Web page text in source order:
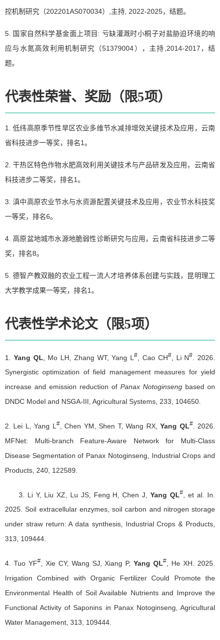
控机制研究（202201AS070034）,主持, 2022-2025，结题。
5. 国家自然科学基金面上项目: 亏缺灌溉时小桐子对盐胁迫环境的响
应与水氮高效利用机制研究（51379004），主持,2014-2017，结
题。
代表性荣誉、奖励（限5项）
1. 低纬高原季节性旱区农业多维节水减排增效关键技术及应用，云南
省科技进步一等奖，排名1。
2. 干热区特色作物水肥高效利用关键技术与产品研发及应用，云南省
科技进步二等奖，排名1。
3. 滇中高原农业节水与水资源配置关键技术及应用，农业节水科技奖
一等奖，排名6。
4. 高原盆地城市水源地脆弱性诊断研究与应用，云南省科技进步二等
奖，排名8。
5. 德智产教双融的农业工程一流人才培养体系创建与实践，昆明理工
大学教学成果一等奖，排名1。
代表性学术论文（限5项）
1. Yang QL , Mo LH, Zhang WT, Yang L# , Cao CH#, Li N#
. 2026.
Synergistic optimization of field management measures for yield
increase and emission reduction of Panax Notoginseng based on
DNDC Model and NSGA-III, Agricultural Systems, 233, 104650.
2. Lei L, Yang L #, Chen YM, Shen T, Wang RX,Yang QL#. 2026.
MFNet: Multi-branch Feature-Aware Network for Multi-Class
Disease Segmentation of Panax Notoginseng, Industrial Crops and
Products, 240, 122589.
3. Li Y, Liu XZ, Lu JS, Feng H, Chen J,Yang QL#
, et al. In.
2025. Soil extracellular enzymes, soil carbon and nitrogen storage
under straw return: A data synthesis, Industrial Crops & Products,
313, 109444.
4. Tuo YF#, Xie CY, Wang SJ, Xiang P,Yang QL#
, He XH. 2025.
Irrigation Combined with Organic Fertilizer Could Promote the
Environmental Health of Soil Available Nutrients and Improve the
Functional Activity of Saponins in Panax Notoginseng, Agricultural
Water Management, 313, 109444.